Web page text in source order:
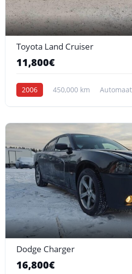
Toyota Land Cruiser
11,800€
2006 450,000 km
Dodge Charger
16,800€